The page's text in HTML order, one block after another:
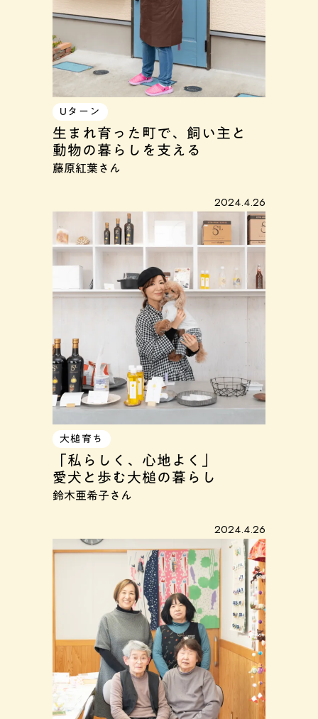
Uターン
生まれ育った町で、飼い主と
動物の暮らしを支える
藤原紅葉さん
2024.4.26
大槌育ち
「私らしく、心地よく」
愛犬と歩む大槌の暮らし
鈴木亜希子さん
2024.4.26